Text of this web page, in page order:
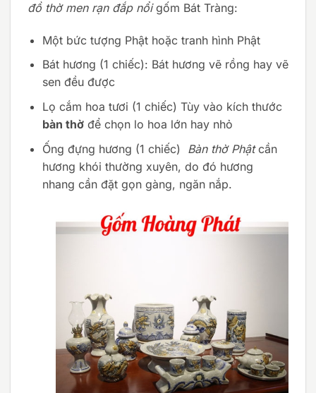
đồ thờ men rạn đắp nổigốm Bát Tràng:
Một bức tượng Phật hoặc tranh hình Phật
Bát hương (1 chiếc): Bát hương vẽ rồng hay vẽ
sen đều được
Lọ cắm hoa tươi (1 chiếc) Tùy vào kích thước
bàn thờđể chọn lo hoa lớn hay nhỏ
Ống đựng hương (1 chiếc) Bàn thờ Phậtcần
hương khói thường xuyên, do đó hương
nhang cần đặt gọn gàng, ngăn nắp.